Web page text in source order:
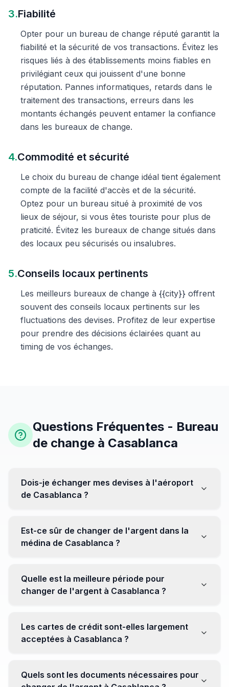
3.Fiabilité
Opter pour un bureau de change réputé garantit la
fiabilité et la sécurité de vos transactions. Évitez les
risques liés à des établissements moins fiables en
privilégiant ceux qui jouissent d'une bonne
réputation. Pannes informatiques, retards dans le
traitement des transactions, erreurs dans les
montants échangés peuvent entamer la confiance
dans les bureaux de change.
4.Commodité et sécurité
Le choix du bureau de change idéal tient également
compte de la facilité d'accès et de la sécurité.
Optez pour un bureau situé à proximité de vos
lieux de séjour, si vous êtes touriste pour plus de
praticité. Évitez les bureaux de change situés dans
des locaux peu sécurisés ou insalubres.
5.Conseils locaux pertinents
Les meilleurs bureaux de change à {{city}} offrent
souvent des conseils locaux pertinents sur les
fluctuations des devises. Profitez de leur expertise
pour prendre des décisions éclairées quant au
timing de vos échanges.
Questions Fréquentes - Bureau
de change à Casablanca
Dois-je échanger mes devises à l'aéroport
de Casablanca ?
être moins avantageux. Orientez-vous plutôt vers les
bureaux de change en ville pour obtenir de meilleurs
Est-ce sûr de changer de l'argent dans la
médina de Casablanca ?
établissements réputés pour éviter les surprises.
Quelle est la meilleure période pour
changer de l'argent à Casablanca ?
soyez attentif aux fluctuations pour maximiser la valeur
de vos devises.
Les cartes de crédit sont-elles largement
acceptées à Casablanca ?
Cependant, avoir un peu de monnaie locale peut être
Quels sont les documents nécessaires pour